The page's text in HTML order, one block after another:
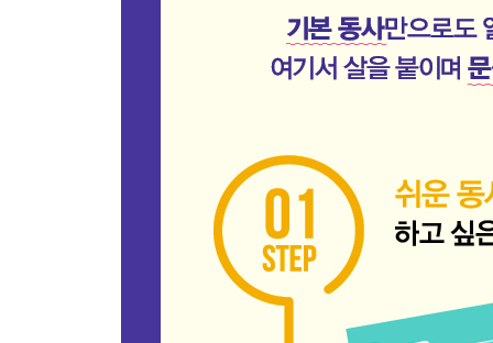
Unit 22 최근 가장 고민하는 일
Unit 23 나를 힘들게 하는 사람
Unit 24 올해 꼭 이루고 싶은 것